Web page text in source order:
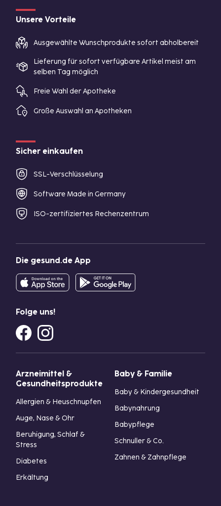
Unsere Vorteile
Ausgewählte Wunschprodukte sofort abholbereit
Lieferung für sofort verfügbare Artikel meist am
selben Tag möglich
Freie Wahl der Apotheke
Große Auswahl an Apotheken
Sicher einkaufen
SSL-Verschlüsselung
Software Made in Germany
ISO-zertifiziertes Rechenzentrum
Die gesund.de App
Folge uns!
Arzneimittel &
Gesundheitsprodukte
Allergien & Heuschnupfen
Auge, Nase & Ohr
Beruhigung, Schlaf &
Stress
Diabetes
Erkältung
Baby & Familie
Baby & Kindergesundheit
Babynahrung
Babypflege
Schnuller & Co.
Zahnen & Zahnpflege